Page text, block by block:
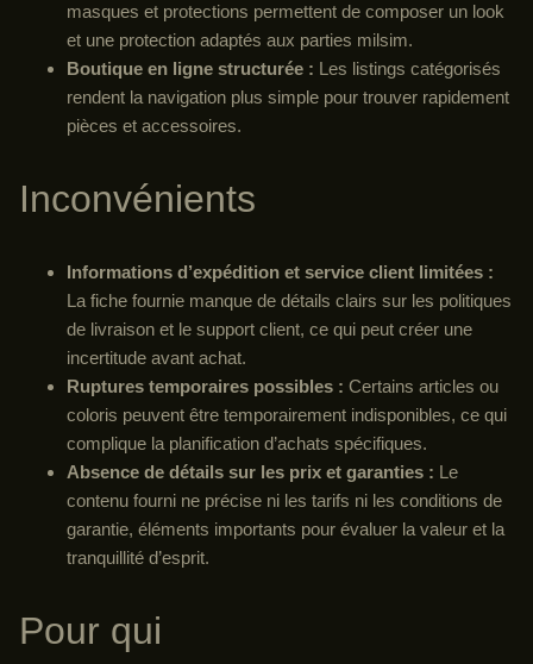
masques et protections permettent de composer un look
et une protection adaptés aux parties milsim.
Boutique en ligne structurée : Les listings catégorisés
rendent la navigation plus simple pour trouver rapidement
pièces et accessoires.
Inconvénients
Informations d’expédition et service client limitées :
La fiche fournie manque de détails clairs sur les politiques
de livraison et le support client, ce qui peut créer une
incertitude avant achat.
Ruptures temporaires possibles : Certains articles ou
coloris peuvent être temporairement indisponibles, ce qui
complique la planification d’achats spécifiques.
Absence de détails sur les prix et garanties : Le
contenu fourni ne précise ni les tarifs ni les conditions de
garantie, éléments importants pour évaluer la valeur et la
tranquillité d’esprit.
Pour qui